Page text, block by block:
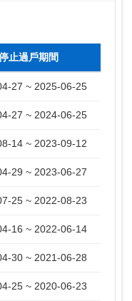
止過戶期間
27 ~ 2025-06-25
27 ~ 2024-06-25
14 ~ 2023-09-12
29 ~ 2023-06-27
25 ~ 2022-08-23
16 ~ 2022-06-14
30 ~ 2021-06-28
25 ~ 2020-06-23